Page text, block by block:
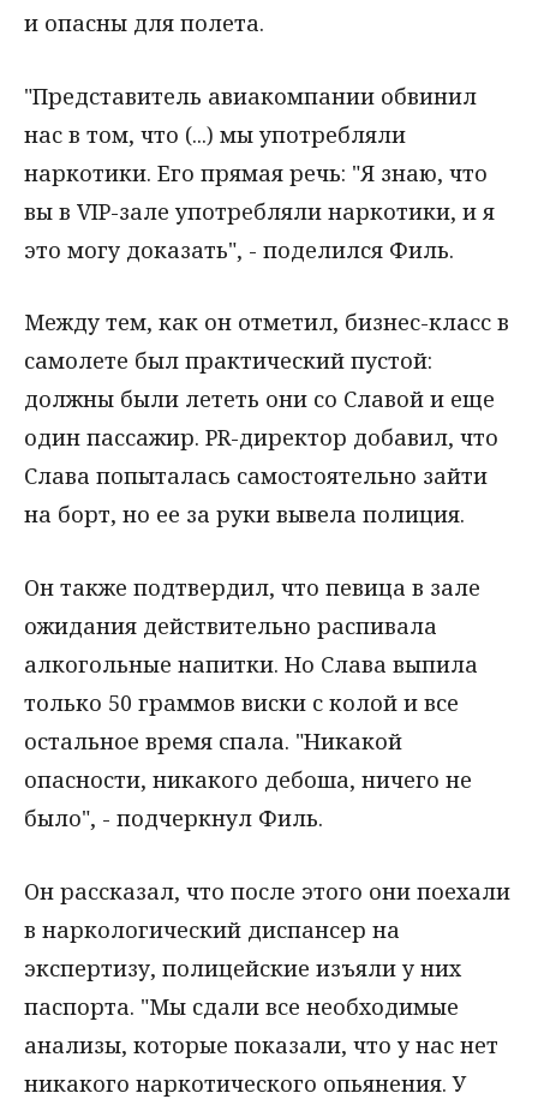
и опасны для полета.
"Представитель авиакомпании обвинил
нас в том, что (...) мы употребляли
наркотики. Его прямая речь: "Я знаю, что
вы в VIP-зале употребляли наркотики, и я
это могу доказать", - поделился Филь.
Между тем, как он отметил, бизнес-класс в
самолете был практический пустой:
должны были лететь они со Славой и еще
один пассажир. PR-директор добавил, что
Слава попыталась самостоятельно зайти
на борт, но ее за руки вывела полиция.
Он также подтвердил, что певица в зале
ожидания действительно распивала
алкогольные напитки. Но Слава выпила
только 50 граммов виски с колой и все
остальное время спала. "Никакой
опасности, никакого дебоша, ничего не
было", - подчеркнул Филь.
Он рассказал, что после этого они поехали
в наркологический диспансер на
экспертизу, полицейские изъяли у них
паспорта. "Мы сдали все необходимые
анализы, которые показали, что у нас нет
никакого наркотического опьянения. У